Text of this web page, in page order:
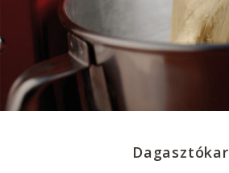
Dagasztókar